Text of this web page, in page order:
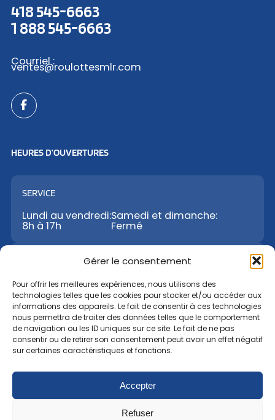
Gérer le consentement
Pour offrir les meilleures expériences, nous utilisons des
technologies telles que les cookies pour stocker et/ou accéder aux
informations des appareils. Le fait de consentir à ces technologies
nous permettra de traiter des données telles que le comportement
de navigation ou les ID uniques sur ce site. Le fait de ne pas
consentir ou de retirer son consentement peut avoir un effet négatif
sur certaines caractéristiques et fonctions.
Accepter
Refuser
418 545-6663
1 888 545-6663
Courriel :
ventes@roulottesmlr.com
HEURES D’OUVERTURES
SERVICE
Lundi au vendredi:
8h à 17h
Samedi et dimanche:
Fermé
Lundi au vendredi:
8h à 17h
Samedi:
9h à 12h
Dimanche:
Fermé
PIÈCES
Lundi au vendredi:Samedi:Dimanche:
Politique de confidentialité